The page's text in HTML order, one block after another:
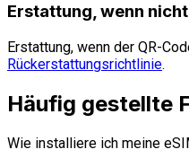
Erstattung, wenn
Erstattung, wenn der QR-
Rückerstattungsrichtlinie.
Häufig gestellte
Wie installiere ich meine